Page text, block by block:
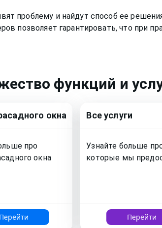
проблему и найдут способ ее
позволяет гарантировать, что при
функций и
окна
про
окна
Перейти
Все услуги
Узнайте больше
которые мы
Перейти